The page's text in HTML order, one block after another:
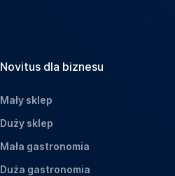
Novitus dla biznesu
Mały sklep
Duży sklep
Mała gastronomia
Duża gastronomia